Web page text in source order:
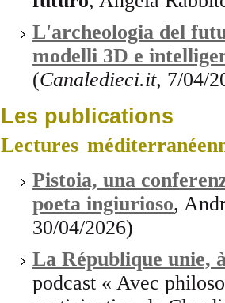
L'archeologia del
modelli 3D e
(Canaledieci.it, 7/04/
Les publications
Lectures
Pistoia, una
poeta ingiurioso,
30/04/2026)
La République unie,
podcast « Avec